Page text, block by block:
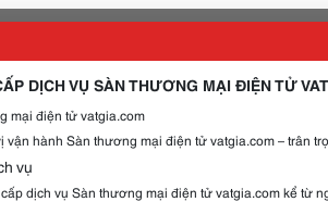
DỊCH VỤ SÀN THƯƠNG MẠI ĐIỆN TỬ
mại điện tử vatgia.com
hành Sàn thương mại điện tử vatgia.com – trân
vụ
dịch vụ Sàn thương mại điện tử vatgia.com kể từ